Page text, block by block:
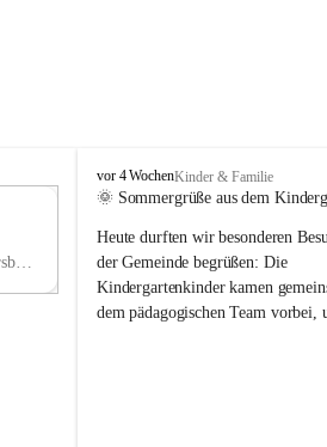
VHauptstraße 36, 6836 Viktorsberg, AUT
V
i
t
o
r
s
vor 4 WochenKinder & Familie
🌞 Sommergrüße aus dem
Heute durften wir besonderen
der Gemeinde begrüßen: Die
Kindergartenkinder kamen
dem pädagogischen Team vorbei,